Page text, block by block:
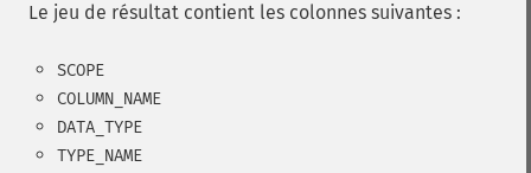
Le jeu de résultat contient les colonnes suivantes :
SCOPE
COLUMN_NAME
DATA_TYPE
TYPE_NAME